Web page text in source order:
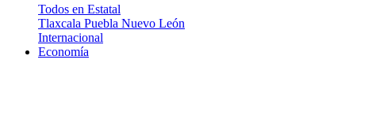
Todos en Estatal
Tlaxcala Puebla Nuevo León
Internacional
Economía